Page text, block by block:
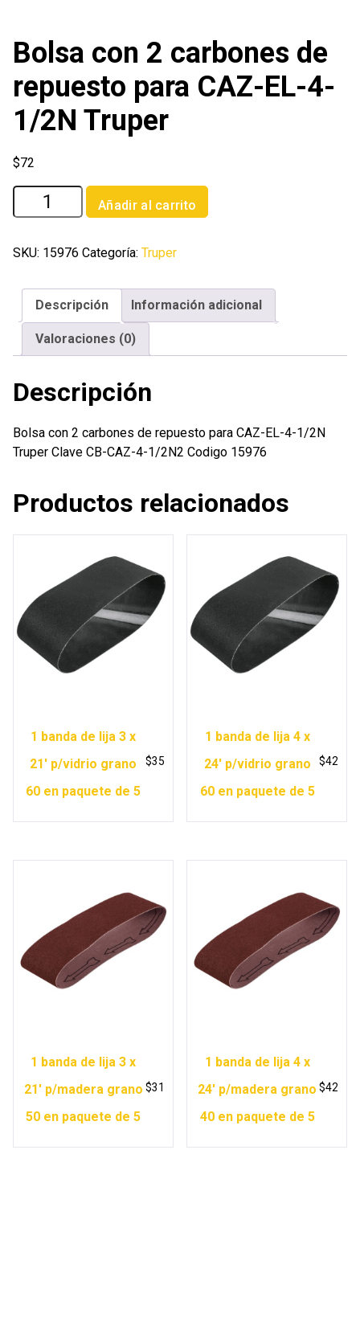
Bolsa con 2 carbones de
repuesto para CAZ-EL-4-
1/2N Truper
$72
Bolsa
con
carbones
repuesto
para
CAZ-
1/2N
Truper
cantidad
Añadir al carrito
SKU: 15976 Categoría: Truper
Descripción Información adicional
Valoraciones (0)
Descripción
Bolsa con 2 carbones de repuesto para CAZ-EL-4-1/2N
Truper Clave CB-CAZ-4-1/2N2 Codigo 15976
Productos relacionados
1 banda de lija 3 x
21′ p/vidrio grano
60 en paquete de 5
$35
1 banda de lija 4 x
24′ p/vidrio grano
60 en paquete de 5
$42
1 banda de lija 3 x
21′ p/madera grano
50 en paquete de 5
$31
1 banda de lija 4 x
24′ p/madera grano
40 en paquete de 5
$42